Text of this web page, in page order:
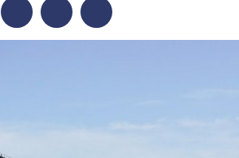
FacebookTwitterTelegram